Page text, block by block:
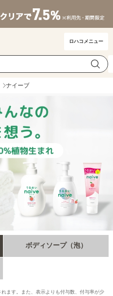
ロハコメニュー
ナイーブ
ボディソープ（泡）
ます。また、表示よりも付与数、付与率が少